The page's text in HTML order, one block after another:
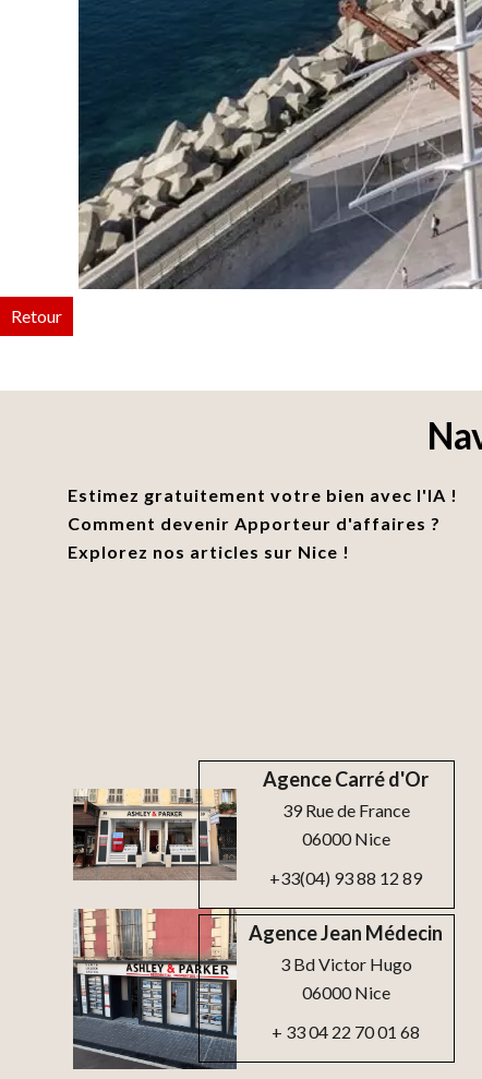
Retour
Estimez gratuitement votre bien avec l'IA !
Comment devenir Apporteur d'affaires ?
Explorez nos articles sur Nice !
Agence Jean Médecin
3 Bd Victor Hugo
06000 Nice
+ 33 04 22 70 01 68
Agence Carré d'Or
39 Rue de France
06000 Nice
+33(04) 93 88 12 89